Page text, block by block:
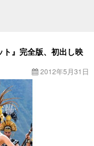
ト』完全版、初出し映
2012年5月31日